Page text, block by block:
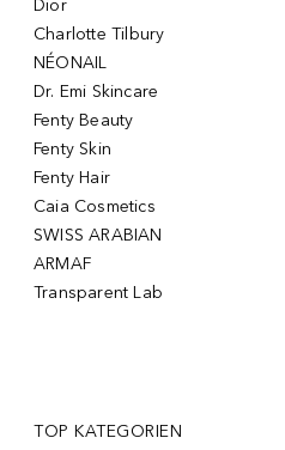
Dior
Charlotte Tilbury
NÉONAIL
Dr. Emi Skincare
Fenty Beauty
Fenty Skin
Fenty Hair
Caia Cosmetics
SWISS ARABIAN
ARMAF
Transparent Lab
TOP KATEGORIEN